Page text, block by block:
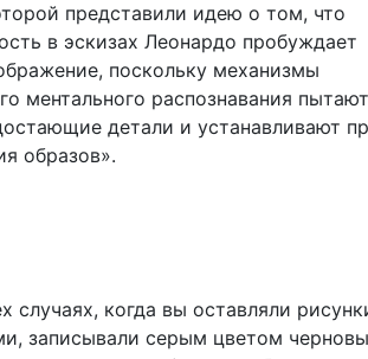
представили идею о том, что
в эскизах Леонардо пробуждает
поскольку механизмы
ментального распознавания
детали и устанавливают
образов».
случаях, когда вы оставляли
записывали серым цветом